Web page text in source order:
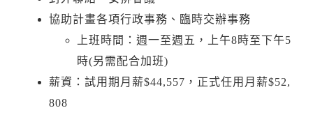
協助計畫各項行政事務、臨時交辦事務
上班時間：週一至週五，上午8時至下午5
時(另需配合加班)
薪資：試用期月薪$44,557，正式任用月薪$52,
808